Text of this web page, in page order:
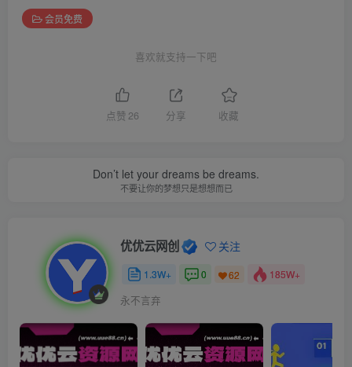
会员免费
喜欢就支持一下吧
点赞 26 分享 收藏
Don’t let your dreams be dreams.
不要让你的梦想只是想想而已
优优云网创 关注
1.3W+ 0 62 185W+
永不言弃